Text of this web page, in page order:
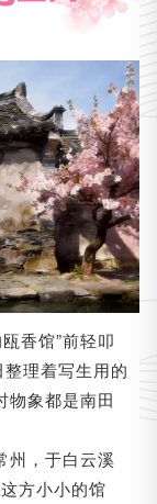
香馆”前轻叩
理着写生用的
物象都是南田
州，于白云溪
方小小的馆